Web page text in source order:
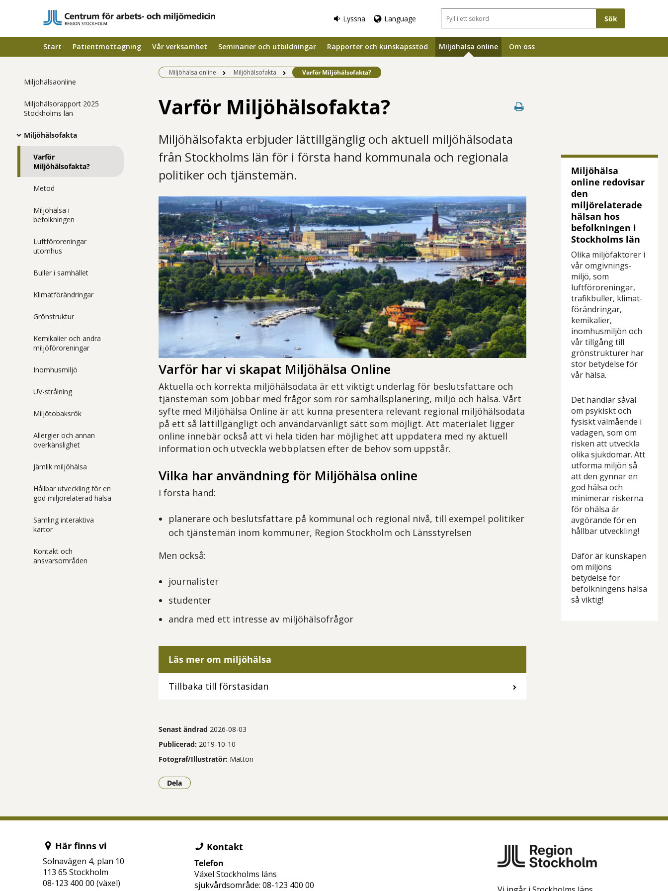
Lyssna Language Sökfält
Start Patientmottagning Vår verksamhet Seminarier och utbildningar Rapporter och kunskapsstöd Miljöhälsa online Om oss
Miljöhälsaonline
Miljöhälsorapport 2025
Stockholms län
Miljöhälsofakta
Varför
Miljöhälsofakta?
Metod
Miljöhälsa i
befolkningen
Luftföroreningar
utomhus
Buller i samhället
Klimatförändringar
Grönstruktur
Kemikalier och andra
miljöföroreningar
Inomhusmiljö
UV-strålning
Miljötobaksrök
Allergier och annan
överkänslighet
Jämlik miljöhälsa
Hållbar utveckling för en
god miljörelaterad hälsa
Samling interaktiva
kartor
Kontakt och
ansvarsområden
Miljöhälsa online Miljöhälsofakta Befintlig sida:
Varför Miljöhälsofakta?
Varför Miljöhälsofakta?
Miljöhälsofakta erbjuder lättillgänglig och aktuell miljöhälsodata
från Stockholms län för i första hand kommunala och regionala
politiker och tjänstemän.
Varför har vi skapat Miljöhälsa Online
Aktuella och korrekta miljöhälsodata är ett viktigt underlag för beslutsfattare och
tjänstemän som jobbar med frågor som rör samhällsplanering, miljö och hälsa. Vårt
syfte med Miljöhälsa Online är att kunna presentera relevant regional miljöhälsodata
på ett så lättillgängligt och användarvänligt sätt som möjligt. Att materialet ligger
online innebär också att vi hela tiden har möjlighet att uppdatera med ny aktuell
information och utveckla webbplatsen efter de behov som uppstår.
Vilka har användning för Miljöhälsa online
I första hand:
planerare och beslutsfattare på kommunal och regional nivå, till exempel politiker
och tjänstemän inom kommuner, Region Stockholm och Länsstyrelsen
Men också:
journalister
studenter
andra med ett intresse av miljöhälsofrågor
Läs mer om miljöhälsa
Tillbaka till förstasidan
Senast ändrad 2026-08-03
Publicerad:2019-10-10
Fotograf/Illustratör:Matton
Dela
- Klicka för att öppna delningsalternativ.
Miljöhälsa
online redovisar
den
miljörelaterade
hälsan hos
befolkningen i
Stockholms län
Olika miljöfaktorer i
vår omgivnings-
miljö, som
luftföroreningar,
trafikbuller, klimat-
förändringar,
kemikalier,
inomhusmiljön och
vår tillgång till
grönstrukturer har
stor betydelse för
vår hälsa.
Det handlar såväl
om psykiskt och
fysiskt välmående i
vadagen, som om
risken att utveckla
olika sjukdomar. Att
utforma miljön så
att den gynnar en
god hälsa och
minimerar riskerna
för ohälsa är
avgörande för en
hållbar utveckling!
Däför är kunskapen
om miljöns
betydelse för
befolkningens hälsa
så viktig!
Här finns vi
Solnavägen 4, plan 10
113 65 Stockholm
08-123 400 00 (växel)
Kontakt
Telefon
Växel Stockholms läns
sjukvårdsområde: 08-123 400 00